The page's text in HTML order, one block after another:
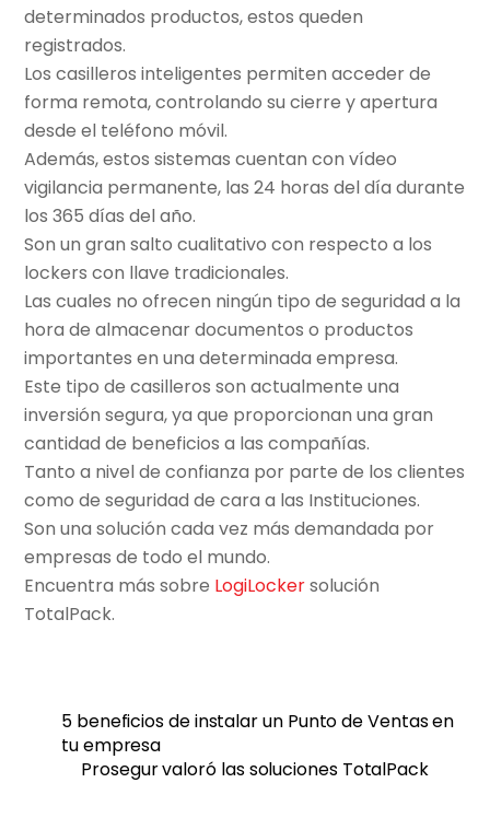
determinados productos, estos queden
registrados.
Los casilleros inteligentes permiten acceder de
forma remota, controlando su cierre y apertura
desde el teléfono móvil.
Además, estos sistemas cuentan con vídeo
vigilancia permanente, las 24 horas del día durante
los 365 días del año.
Son un gran salto cualitativo con respecto a los
lockers con llave tradicionales.
Las cuales no ofrecen ningún tipo de seguridad a la
hora de almacenar documentos o productos
importantes en una determinada empresa.
Este tipo de casilleros son actualmente una
inversión segura, ya que proporcionan una gran
cantidad de beneficios a las compañías.
Tanto a nivel de confianza por parte de los clientes
como de seguridad de cara a las Instituciones.
Son una solución cada vez más demandada por
empresas de todo el mundo.
Encuentra más sobre LogiLockersolución
TotalPack.
5 beneficios de instalar un Punto de Ventas en
tu empresa
Prosegur valoró las soluciones TotalPack